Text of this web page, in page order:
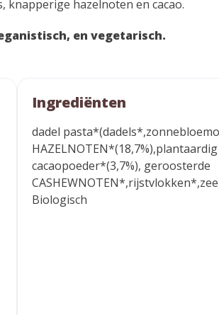
knapperige hazelnoten en cacao.
en vegetarisch.
Ingrediënten
dadel
cacaopoeder*(3,7%), geroosterde
Biologisch